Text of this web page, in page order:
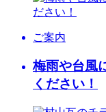
ご案内
梅雨や台風
ください！